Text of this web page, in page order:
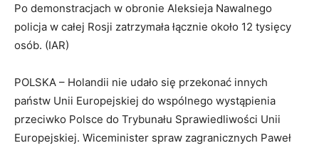
Po demonstracjach w obronie Aleksieja Nawalnego
policja w całej Rosji zatrzymała łącznie około 12 tysięcy
osób. (IAR)
POLSKA – Holandii nie udało się przekonać innych
państw Unii Europejskiej do wspólnego wystąpienia
przeciwko Polsce do Trybunału Sprawiedliwości Unii
Europejskiej. Wiceminister spraw zagranicznych Paweł